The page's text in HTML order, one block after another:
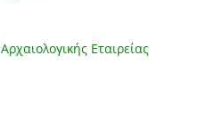
Εταιρείας